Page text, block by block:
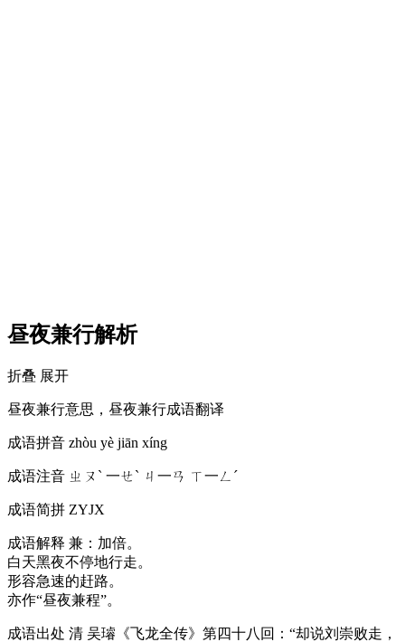
昼夜兼行解析
折叠 展开
昼夜兼行意思，昼夜兼行成语翻译
成语拼音 zhòu yè jiān xíng
成语注音 ㄓㄡˋ 一ㄝˋ ㄐ一ㄢ ㄒ一ㄥˊ
成语简拼 ZYJX
成语解释 兼：加倍。
白天黑夜不停地行走。
形容急速的赶路。
亦作“昼夜兼程”。
成语出处 清 吴璿《飞龙全传》第四十八回：“却说刘崇败走，